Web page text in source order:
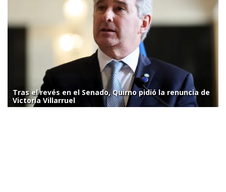
Tras el revés en el Senado, Quirno pidió la renuncia de
Victoria Villarruel